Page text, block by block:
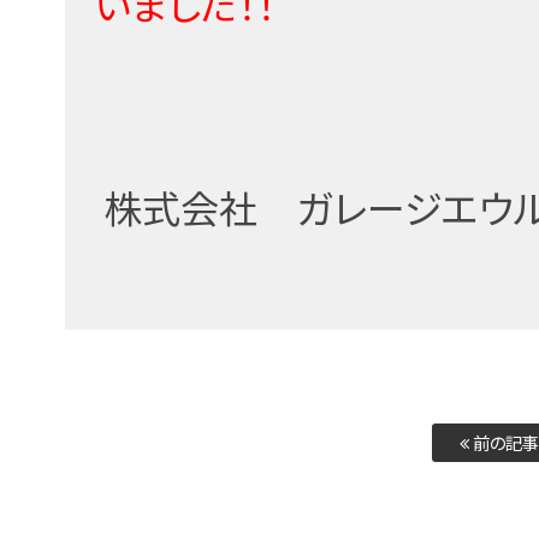
株式会社 ガレージエウ
前の記事